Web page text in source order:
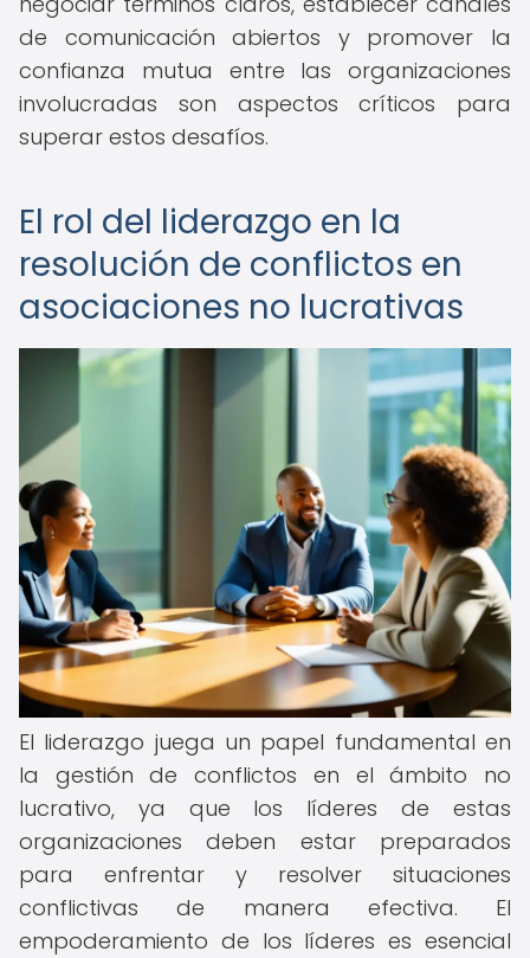
de comunicación abiertos y promover la
confianza mutua entre las organizaciones
involucradas son aspectos críticos para
superar estos desafíos.
El rol del liderazgo en la
resolución de conflictos en
asociaciones no lucrativas
El liderazgo juega un papel fundamental en
la gestión de conflictos en el ámbito no
lucrativo, ya que los líderes de estas
organizaciones deben estar preparados
para enfrentar y resolver situaciones
conflictivas de manera efectiva. El
empoderamiento de los líderes es esencial